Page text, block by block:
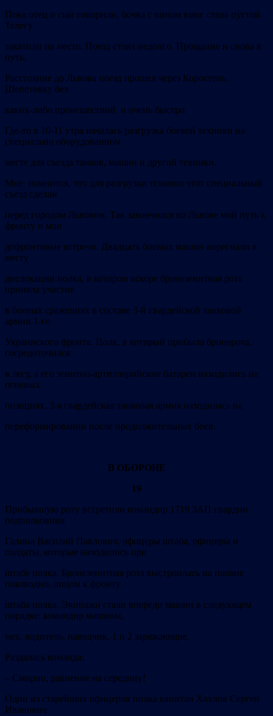
Пока отец и сын говорили, бочка с вином вмиг стала пустой.
Телегу
закатили на место. Поезд стоял недолго. Прощание и снова в
путь.
Расстояние до Львова поезд прошел через Коростень,
Шепетовку без
каких-либо происшествий и очень быстро.
Где-то в 10-11 утра началась разгрузка боевой техники на
специально оборудованном
месте для съезда танков, машин и другой техники.
Мне помнится, что для разгрузки техники этот специальный
съезд сделан
перед городом Львовом. Так закончился во Львове мой путь к
фронту и мои
дофронтовые встречи. Двадцать боевых машин перегнали к
месту
дислокации полка, в котором вскоре бронезенитная рота
приняла участие
в боевых сражениях в составе 3-й гвардейской танковой
армии 1-го
Украинского фронта. Полк, в который прибыла бронерота,
сосредоточился
в лесу, а его зенитно-артиллерийские батареи находились на
огневых
позициях. 3-я гвардейская танковая армия находилась на
переформировании после продолжительных боев.
В ОБОРОНЕ
19
Прибывшую роту встретили командир 1719 ЗАП гвардии
подполковник
Галина Василий Павлович, офицеры штаба, офицеры и
солдаты, которые находились при
штабе полка. Бронезенитная рота выстроилась на поляне
повзводно, лицом к фронту
штаба полка. Экипажи стали впереди машин в следующем
порядке: командир машины,
мех. водитель, наводчик, 1 и 2 заряжающие.
Раздалась команда:
– Смирно, равнение на середину!
Один из старейших офицеров полка капитан Хохлов Сергей
Иванович